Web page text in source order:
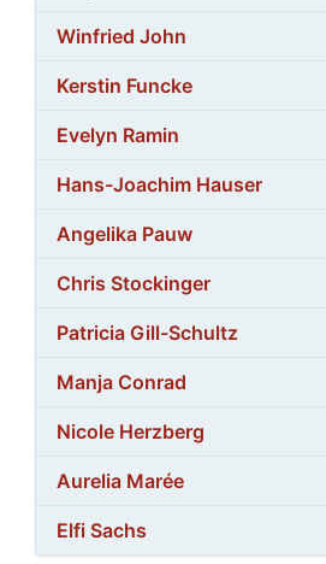
Winfried John
Kerstin Funcke
Evelyn Ramin
Hans-Joachim Hauser
Angelika Pauw
Chris Stockinger
Patricia Gill-Schultz
Manja Conrad
Nicole Herzberg
Aurelia Marée
Elfi Sachs